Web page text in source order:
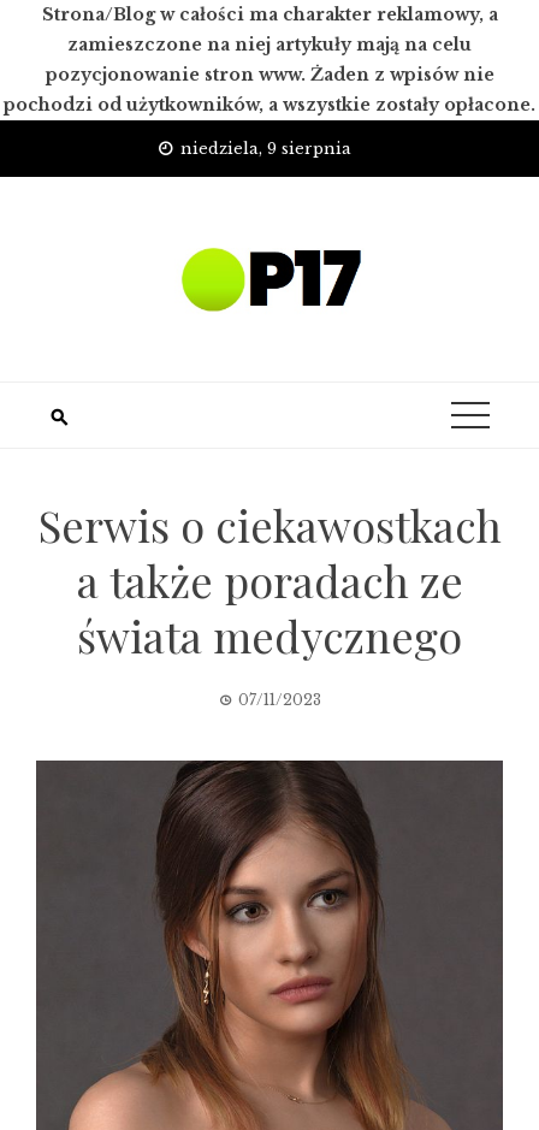
Strona/Blog w całości ma charakter reklamowy, a
zamieszczone na niej artykuły mają na celu
pozycjonowanie stron www. Żaden z wpisów nie
pochodzi od użytkowników, a wszystkie zostały opłacone.
niedziela, 9 sierpnia
Serwis o ciekawostkach
a także poradach ze
świata medycznego
07/11/2023